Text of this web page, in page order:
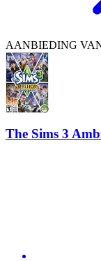
AANBIEDING
The Sims 3